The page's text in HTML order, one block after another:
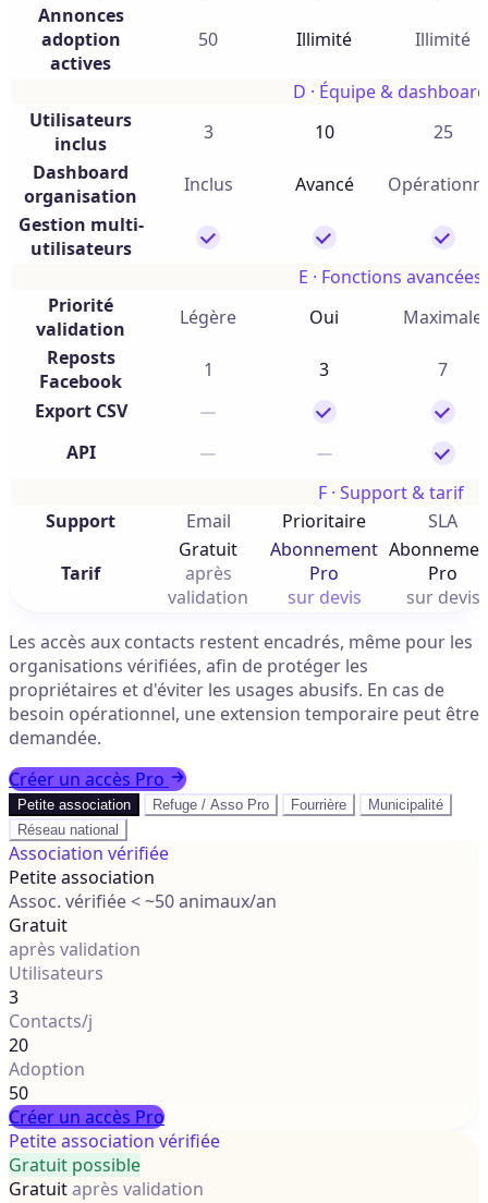
Annonces
adoption
actives
50 Illimité Illimité
D · Équipe & dashboard
Utilisateurs
inclus
3 10
25
Dashboard
organisation
Inclus Avancé
Gestion multi-
utilisateurs
E · Fonctions avancées
Priorité
validation
Légère Oui
Maximale
Reposts
Facebook
1 3
7
Export CSV
API
F · Support & tarif
Support
Email Prioritaire SLA
Tarif
Gratuit
après
validation
Abonnement
Pro
sur devis
Pro
sur devis
Les accès aux contacts restent encadrés, même pour les
organisations vérifiées, afin de protéger les
propriétaires et d'éviter les usages abusifs. En cas de
besoin opérationnel, une extension temporaire peut être
demandée.
Créer un accès Pro
Petite association Refuge / Asso Pro Fourrière
Municipalité
Réseau national
Association vérifiée
Petite association
Assoc. vérifiée < ~50 animaux/an
Gratuit
après validation
Utilisateurs
3
Contacts/j
20
Adoption
50
Créer un accès Pro
Petite association vérifiée
Gratuit possible
Gratuitaprès validation